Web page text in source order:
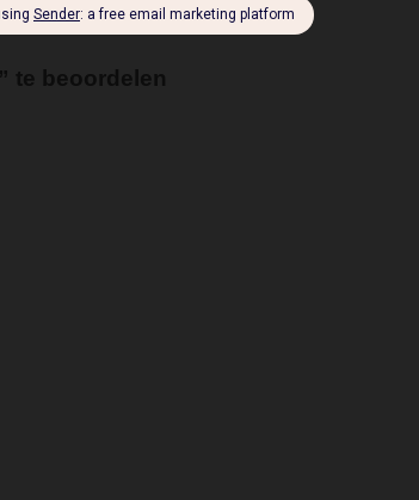
te beoordelen